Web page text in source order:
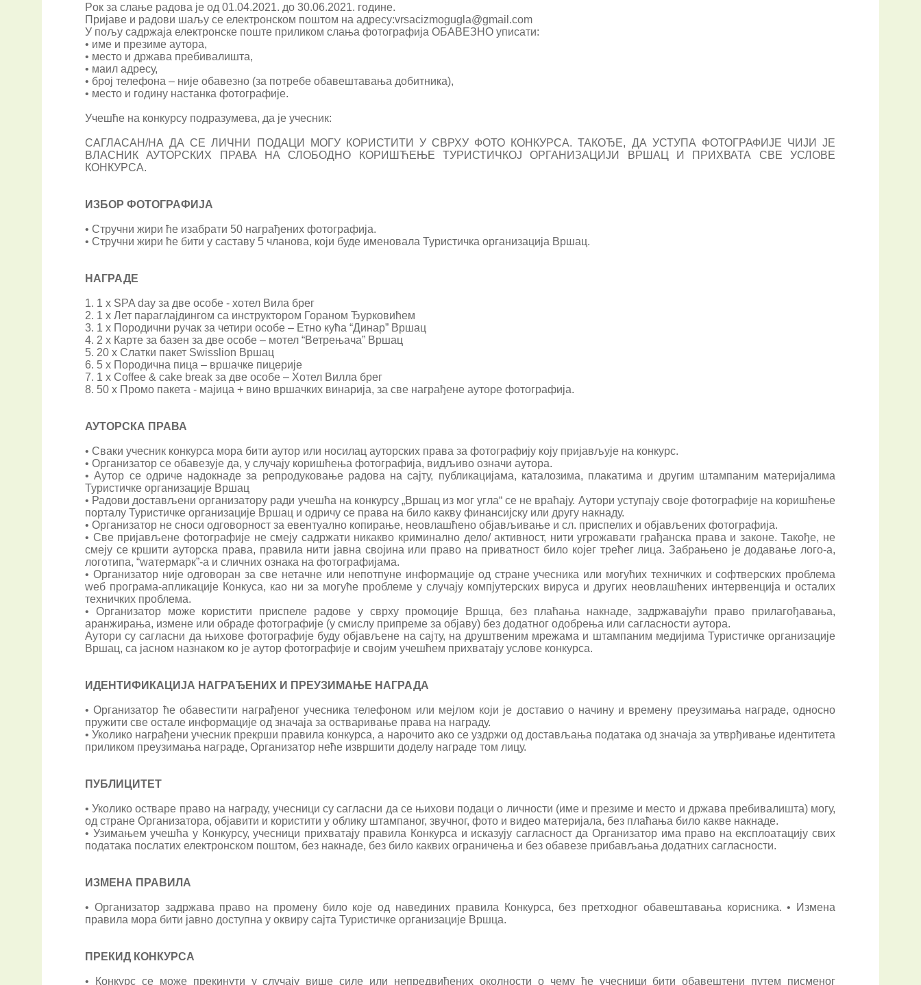
Pок за слање радова је од 01.04.2021. до 30.06.2021. године.
Пријаве и радови шаљу се електронском поштом на aдресу:vrsacizmogugla@gmail.com
У пољу садржаја електронске поште приликом слања фотографија ОБАВЕЗНО уписати:
• име и презиме аутора,
• место и држава пребивалишта,
• маил адресу,
• број телефона – није обавезно (за потребе обавештавања добитника),
• место и годину настанка фотографије.
Учешће на конкурсу подразумева, да је учесник:
САГЛАСАН/НА ДА СЕ ЛИЧНИ ПОДАЦИ МОГУ КОРИСТИТИ У СВРХУ ФОТО КОНКУРСА. ТАКОЂЕ, ДА УСТУПА ФОТОГРАФИЈЕ ЧИЈИ ЈЕ
ВЛАСНИК АУТОРСКИХ ПРАВА НА СЛОБОДНО КОРИШЋЕЊЕ ТУРИСТИЧКОЈ ОРГАНИЗАЦИЈИ ВРШАЦ И ПРИХВАТА СВЕ УСЛОВЕ
КОНКУРСА.
ИЗБОР ФОТОГРАФИЈА
• Стручни жири ће изабрати 50 награђених фотографија.
• Стручни жири ће бити у саставу 5 чланова, који буде именовала Туристичка организација Вршац.
НАГРАДЕ
1. 1 x SPA day за две особе - хотел Вила брег
2. 1 x Лет параглајдингом са инструктором Гораном Ђурковићем
3. 1 x Породични ручак за четири особе – Етно кућа “Динар” Вршац
4. 2 x Карте за базен за две особе – мотел “Ветрењача” Вршац
5. 20 x Слатки пакет Swisslion Вршац
6. 5 x Породична пица – вршачке пицерије
7. 1 x Coffee & cake break за две особе – Хотел Вилла брег
8. 50 x Промо пакета - мајица + вино вршачких винарија, за све награђене ауторе фотографија.
АУТОРСКА ПРАВА
• Сваки учесник конкурса мора бити аутор или носилац ауторских права за фотографију коју пријављује на конкурс.
• Организатор се обавезује да, у случају коришћења фотографија, видљиво означи аутора.
• Аутор се одриче надокнаде за репродуковање радова на сајту, публикацијама, каталозима, плакатима и другим штампаним материјалима
Туристичке организације Вршац
• Радови достављени организатору ради учешћа на конкурсу „Вршац из мог угла“ се не враћају. Аутори уступају своје фотографије на коришћење
порталу Туристичке организације Вршац и одричу се права на било какву финансијску или другу накнаду.
• Организатор не сноси одговорност за евентуално копирање, неовлашћено објављивање и сл. приспелих и објављених фотографија.
• Све пријављене фотографије не смеју садржати никакво криминално дело/ активност, нити угрожавати грађанска права и законе. Такође, не
смеју се кршити ауторска права, правила нити јавна својина или право на приватност било којег трећег лица. Забрањено је додавање лого-а,
логотипа, “wатермарк”-а и сличних ознака на фотографијама.
• Организатор није одговоран за све нетачне или непотпуне информације од стране учесника или могућих техничких и софтверских проблема
wеб програма-апликације Конкуса, као ни за могуће проблеме у случају компјутерских вируса и других неовлашћених интервенција и осталих
техничких проблема.
• Организатор може користити приспеле радове у сврху промоције Вршца, без плаћања накнаде, задржавајући право прилагођавања,
аранжирања, измене или обраде фотографије (у смислу припреме за објаву) без додатног одобрења или сагласности аутора.
Аутори су сагласни да њихове фотографије буду објављене на сајту, на друштвеним мрежама и штампаним медијима Туристичке организације
Вршац, са јасном назнаком ко је аутор фотографије и својим учешћем прихватају услове конкурса.
ИДЕНТИФИКАЦИЈА НАГРАЂЕНИХ И ПРЕУЗИМАЊЕ НАГРАДА
• Организатор ће обавестити награђеног учесника телефоном или мејлом који је доставио о начину и времену преузимања награде, односно
пружити све остале информације од значаја за остваривање права на награду.
• Уколико награђени учесник прекрши правила конкурса, а нарочито ако се уздржи од достављања података од значаја за утврђивање идентитета
приликом преузимања награде, Организатор неће извршити доделу награде том лицу.
ПУБЛИЦИТЕТ
• Уколико остваре право на награду, учесници су сагласни да се њихови подаци о личности (име и презиме и место и држава пребивалишта) могу,
од стране Организатора, објавити и користити у облику штампаног, звучног, фото и видео материјала, без плаћања било какве накнаде.
• Узимањем учешћа у Конкурсу, учесници прихватају правила Конкурса и исказују сагласност да Организатор има право на експлоатацију свих
података послатих електронском поштом, без накнаде, без било каквих ограничења и без обавезе прибављања додатних сагласности.
ИЗМЕНА ПРАВИЛА
• Организатор задржава право на промену било које од навединих правила Конкурса, без претходног обавештавања корисника. • Измена
правила мора бити јавно доступна у оквиру сајта Туристичке организације Вршца.
ПРЕКИД КОНКУРСА
• Конкурс се може прекинути у случају више силе или непредвиђених околности о чему ће учесници бити обавештени путем писменог